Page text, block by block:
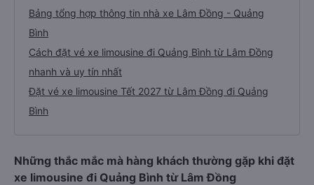
Bảng tổng hợp thông tin nhà xe Lâm Đồng - Quảng
Bình
Cách đặt vé xe limousine đi Quảng Bình từ Lâm Đồng
nhanh và uy tín nhất
Đặt vé xe limousine Tết 2027 từ Lâm Đồng đi Quảng
Bình
Những thắc mắc mà hàng khách thường gặp khi đặt
xe limousine đi Quảng Bình từ Lâm Đồng